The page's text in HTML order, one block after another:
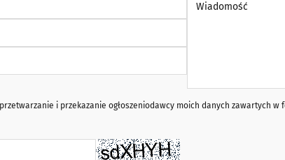
i przekazanie ogłoszeniodawcy moich danych zawartych